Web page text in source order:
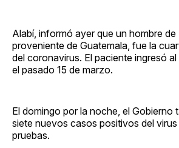
Alabí, informó ayer que un hombre de
proveniente de Guatemala, fue la
del coronavirus. El paciente ingresó
el pasado 15 de marzo.
El domingo por la noche, el Gobierno
siete nuevos casos positivos del
pruebas.